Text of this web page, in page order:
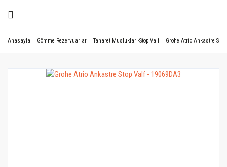
Anasayfa Gömme Rezervuarlar Taharet Muslukları-Stop Valf Grohe Atrio Ankastre Stop